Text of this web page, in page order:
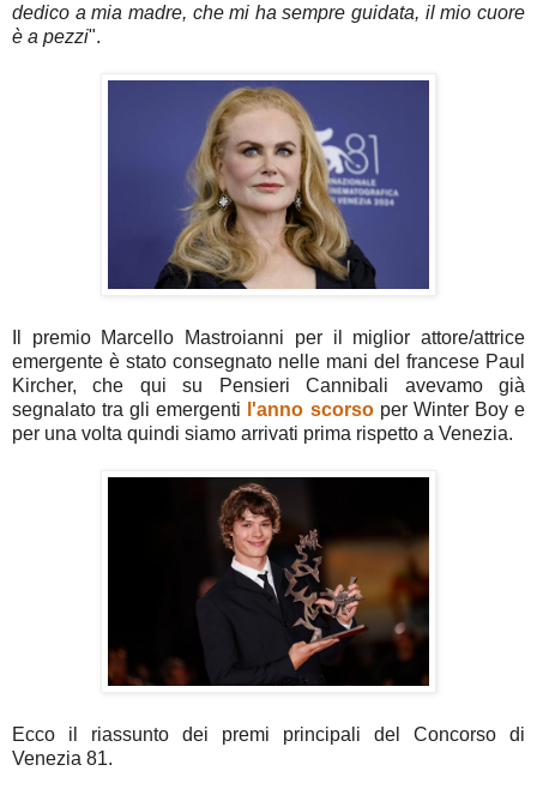
dedico a mia madre, che mi ha sempre guidata, il mio cuore
è a pezzi".
Il premio Marcello Mastroianni per il miglior attore/attrice
emergente è stato consegnato nelle mani del francese Paul
Kircher, che qui su Pensieri Cannibali avevamo già
segnalato tra gli emergenti l'anno scorsoper Winter Boy e
per una volta quindi siamo arrivati prima rispetto a Venezia.
Ecco il riassunto dei premi principali del Concorso di
Venezia 81.